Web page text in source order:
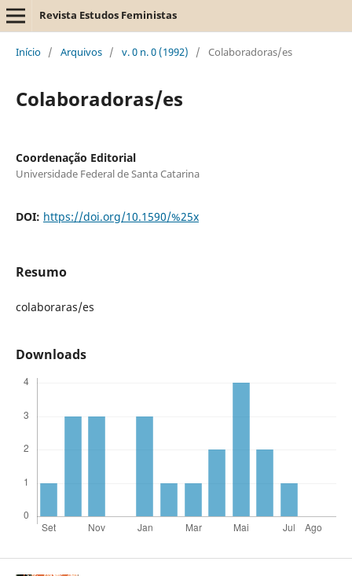
Revista Estudos Feministas
Início / Arquivos / v. 0 n. 0 (1992) / Colaboradoras/es
Colaboradoras/es
Coordenação Editorial
Universidade Federal de Santa Catarina
DOI: https://doi.org/10.1590/%25x
Resumo
colaboraras/es
Downloads